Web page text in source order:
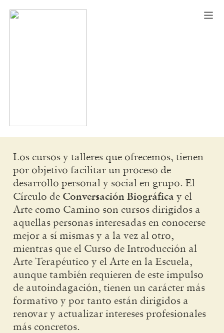
︎
Los cursos y talleres que ofrecemos, tienen
por objetivo facilitar un proceso de
desarrollo personal y social en grupo. El
Círculo de Conversación Biográfica y el
Arte como Camino son cursos dirigidos a
aquellas personas interesadas en conocerse
mejor a sí mismas y a la vez al otro,
mientras que el Curso de Introducción al
Arte Terapéutico y el Arte en la Escuela,
aunque también requieren de este impulso
de autoindagación, tienen un carácter más
formativo y por tanto están dirigidos a
renovar y actualizar intereses profesionales
más concretos.